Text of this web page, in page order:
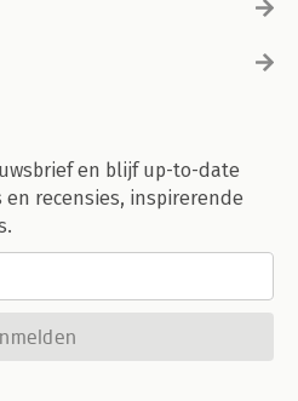
en blijf up-to-date
recensies, inspirerende